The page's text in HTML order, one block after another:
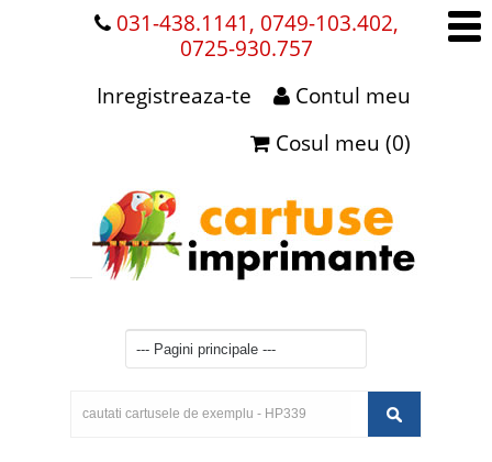
031-438.1141, 0749-103.402,
0725-930.757
Contul meu
Inregistreaza-te
Cosul meu (0)